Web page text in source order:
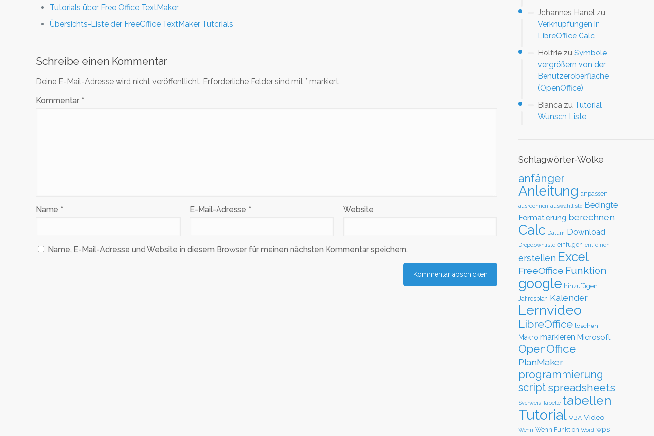
Tutorials über Free Office TextMaker
Übersichts-Liste der FreeOffice TextMaker Tutorials
Schreibe einen Kommentar
Deine E-Mail-Adresse wird nicht veröffentlicht. Erforderliche Felder sind mit * markiert
Kommentar *
Name * E-Mail-Adresse * Website
Name, E-Mail-Adresse und Website in diesem Browser für meinen nächsten Kommentar speichern.
Johannes Hanel zu
Verknüpfungen in
LibreOffice Calc
Holfrie zu Symbole
vergrößern von der
Benutzeroberfläche
(OpenOffice)
Bianca zu Tutorial
Wunsch Liste
Schlagwörter-Wolke
anfänger
Anleitung anpassen
ausrechnen auswahlliste Bedingte
Formatierung berechnen
Calc Datum Download
Dropdownliste einfügen entfernen
erstellen Excel
FreeOffice Funktion
google hinzufügen
Jahresplan Kalender
Lernvideo
LibreOffice löschen
Makro markieren Microsoft
OpenOffice
PlanMaker
programmierung
script spreadsheets
Sverweis Tabelle tabellen
Tutorial VBA Video
Wenn Wenn Funktion Word wps